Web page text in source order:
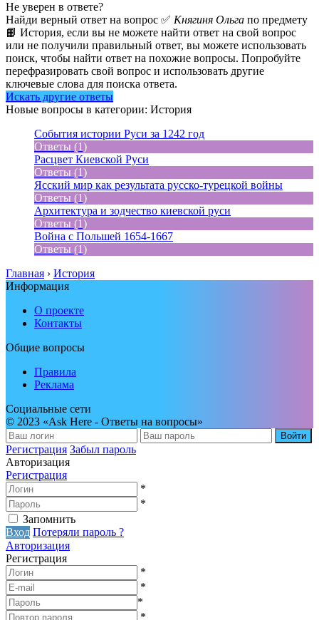
Не уверен в ответе?
Найди верный ответ на вопрос ✅ Княгиня Ольга по предмету
📙 История, если вы не можете найти ответ на свой вопрос
или не получили правильный ответ, вы можете использовать
поиск, чтобы найти ответ на похожие вопросы. Попробуйте
перефразировать свой вопрос и использовать другие
ключевые слова для поиска ответа.
Искать другие ответы
Новые вопросы в категории: История
События истории Руси за 1242 год
Ответы (1)
Расцвет Киевской Руси
Ответы (1)
Ясский мир как результата русско-турецкой войны
Ответы (1)
Архитектура и зодчество киевской руси
Ответы (1)
Война с Польшей 1654-1667
Ответы (1)
Главная › История
Информация
О проекте
Контакты
Общие вопросы
Правила
Реклама
Социальные сети
© 2023 «Ask Here - Ответы на вопросы»
Войти
Регистрация Забыл пароль
Авторизация
Регистрация
*
*
Запомнить
Вход Потеряли пароль ?
Авторизация
Регистрация
*
*
*
*